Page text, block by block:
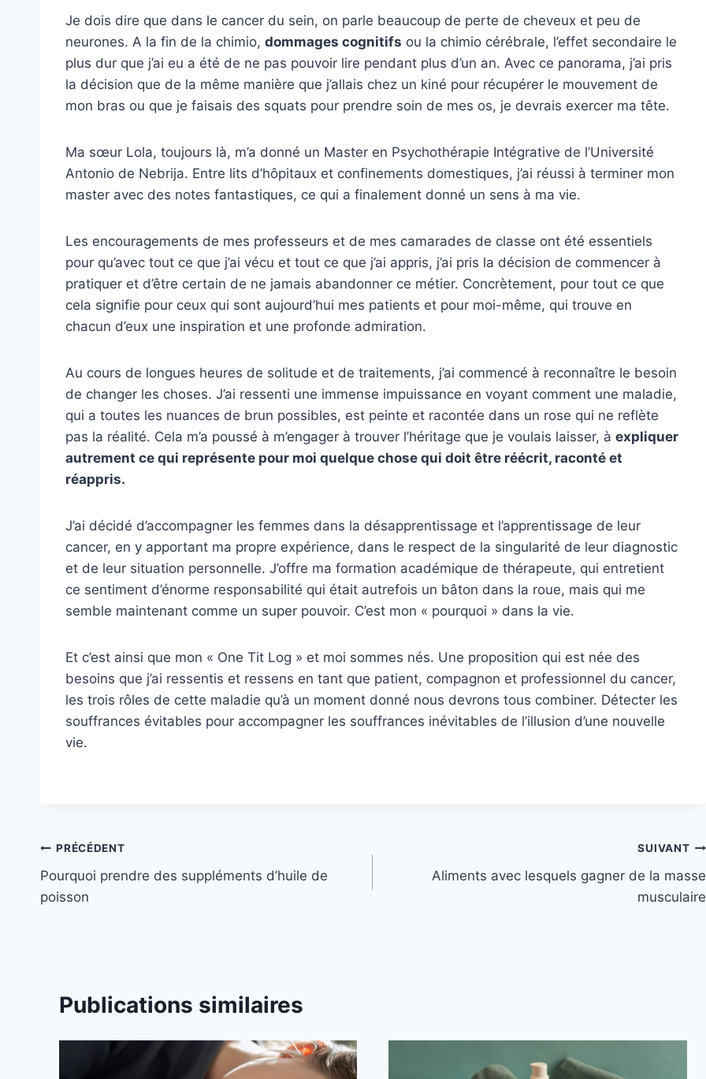
Je dois dire que dans le cancer du sein, on parle beaucoup de perte de cheveux et peu de
neurones. A la fin de la chimio, dommages cognitifs ou la chimio cérébrale, l’effet secondaire le
plus dur que j’ai eu a été de ne pas pouvoir lire pendant plus d’un an. Avec ce panorama, j’ai pris
la décision que de la même manière que j’allais chez un kiné pour récupérer le mouvement de
mon bras ou que je faisais des squats pour prendre soin de mes os, je devrais exercer ma tête.
Ma sœur Lola, toujours là, m’a donné un Master en Psychothérapie Intégrative de l’Université
Antonio de Nebrija. Entre lits d’hôpitaux et confinements domestiques, j’ai réussi à terminer mon
master avec des notes fantastiques, ce qui a finalement donné un sens à ma vie.
Les encouragements de mes professeurs et de mes camarades de classe ont été essentiels
pour qu’avec tout ce que j’ai vécu et tout ce que j’ai appris, j’ai pris la décision de commencer à
pratiquer et d’être certain de ne jamais abandonner ce métier. Concrètement, pour tout ce que
cela signifie pour ceux qui sont aujourd’hui mes patients et pour moi-même, qui trouve en
chacun d’eux une inspiration et une profonde admiration.
Au cours de longues heures de solitude et de traitements, j’ai commencé à reconnaître le besoin
de changer les choses. J’ai ressenti une immense impuissance en voyant comment une maladie,
qui a toutes les nuances de brun possibles, est peinte et racontée dans un rose qui ne reflète
pas la réalité. Cela m’a poussé à m’engager à trouver l’héritage que je voulais laisser, à expliquer
autrement ce qui représente pour moi quelque chose qui doit être réécrit, raconté et
réappris.
J’ai décidé d’accompagner les femmes dans la désapprentissage et l’apprentissage de leur
cancer, en y apportant ma propre expérience, dans le respect de la singularité de leur diagnostic
et de leur situation personnelle. J’offre ma formation académique de thérapeute, qui entretient
ce sentiment d’énorme responsabilité qui était autrefois un bâton dans la roue, mais qui me
semble maintenant comme un super pouvoir. C’est mon « pourquoi » dans la vie.
Et c’est ainsi que mon « One Tit Log » et moi sommes nés. Une proposition qui est née des
besoins que j’ai ressentis et ressens en tant que patient, compagnon et professionnel du cancer,
les trois rôles de cette maladie qu’à un moment donné nous devrons tous combiner. Détecter les
souffrances évitables pour accompagner les souffrances inévitables de l’illusion d’une nouvelle
vie.
Navigation
de
PRÉCÉDENT
Pourquoi prendre des suppléments d’huile de
poisson
SUIVANT
Aliments avec lesquels gagner de la masse
musculaire
Publications similaires